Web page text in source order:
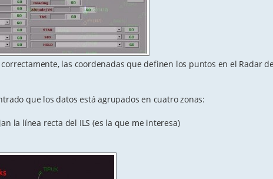
las coordenadas que definen los puntos en el Radar
que los datos está agrupados en cuatro zonas:
la línea recta del ILS (es la que me interesa)